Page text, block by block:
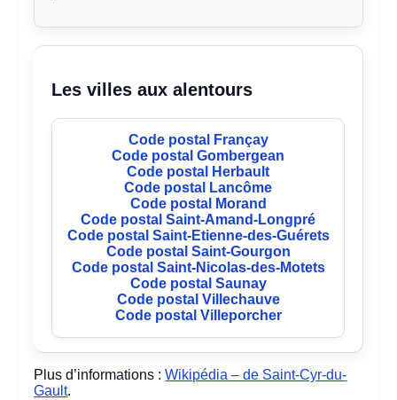
Les villes aux alentours
Code postal Françay
Code postal Gombergean
Code postal Herbault
Code postal Lancôme
Code postal Morand
Code postal Saint-Amand-Longpré
Code postal Saint-Etienne-des-Guérets
Code postal Saint-Gourgon
Code postal Saint-Nicolas-des-Motets
Code postal Saunay
Code postal Villechauve
Code postal Villeporcher
Plus d’informations :Wikipédia – de Saint-Cyr-du-
Gault.